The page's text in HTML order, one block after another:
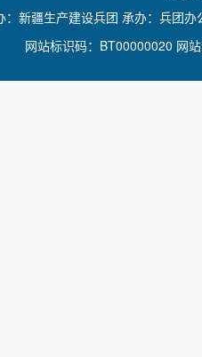
：新疆生产建设兵团 承办：兵团办
网站标识码：BT00000020 网站